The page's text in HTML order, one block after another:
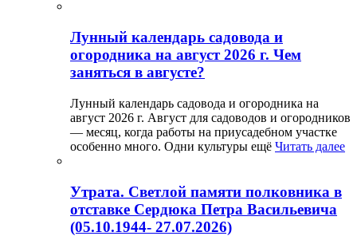
Лунный календарь садовода и
огородника на август 2026 г. Чем
заняться в августе?
Лунный календарь садовода и огородника на
август 2026 г. Август для садоводов и огородников
— месяц, когда работы на приусадебном участке
особенно много. Одни культуры ещё Читать далее
Утрата. Светлой памяти полковника в
отставке Сердюка Петра Васильевича
(05.10.1944- 27.07.2026)